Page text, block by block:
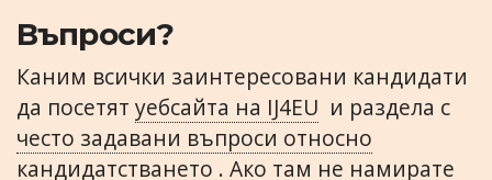
Въпроси?
Каним всички заинтересовани кандидати
да посетят уебсайта на IJ4EU и раздела с
често задавани въпроси относно
кандидатстването . Ако там не намирате